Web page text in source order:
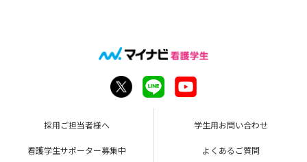
採用ご担当者様へ 学生用お問い合わせ
看護学生サポーター募集中 よくあるご質問